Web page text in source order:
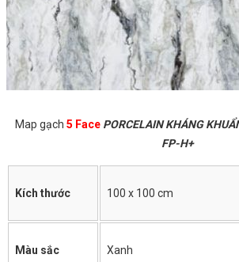
Map gạch 5 Face PORCELAIN KHÁNG
FP-H+
Kích thước 100 x 100 cm
Màu sắc Xanh